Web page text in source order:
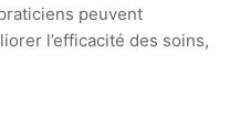
peuvent
l’efficacité des soins,